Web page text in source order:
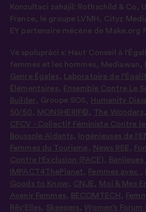
Konzultaci zahájil: Rothschild & Co,
France, le groupe LVMH , Cityz
EY partenaire mécène de Make.org
Ve spolupráci s: Haut Conseil à
femmes et les hommes, Mediawan ,
Genre Égales, Laboratoire de
Élémentaires, Ensemble Contre Le
Builder, Groupe SOS, Humanity
50/50, MONSHERIF©, The Wonders,
CFCV - Collectif Féministe Contre le
Boussole Aidants, Ingénieuses de
Femmes du Tourisme , News RSE,
Contre l'Exclusion (FACE) , Banlieues
IMPACT4ThePlanet, Femmes avec ,
Goods to Know, CNJE, Moi & Mes
Avenir Femmes, BECOMTECH ,
Rêv'Elles, Skeepers, Women’s